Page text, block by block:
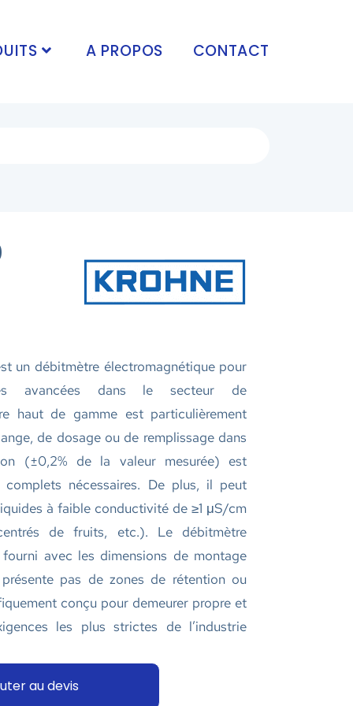
A PROPOS CONTACT
un débitmètre électromagnétique pour
avancées dans le secteur de
haut de gamme est particulièrement
de dosage ou de remplissage dans
(±0,2% de la valeur mesurée) est
nécessaires. De plus, il peut
à faible conductivité de ≥1 μS/cm
de fruits, etc.). Le débitmètre
avec les dimensions de montage
pas de zones de rétention ou
conçu pour demeurer propre et
les plus strictes de l’industrie
au devis